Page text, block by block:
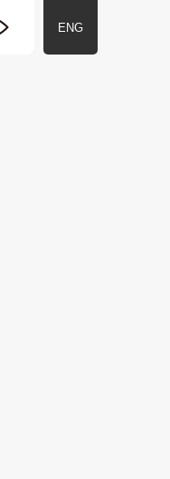
ENG